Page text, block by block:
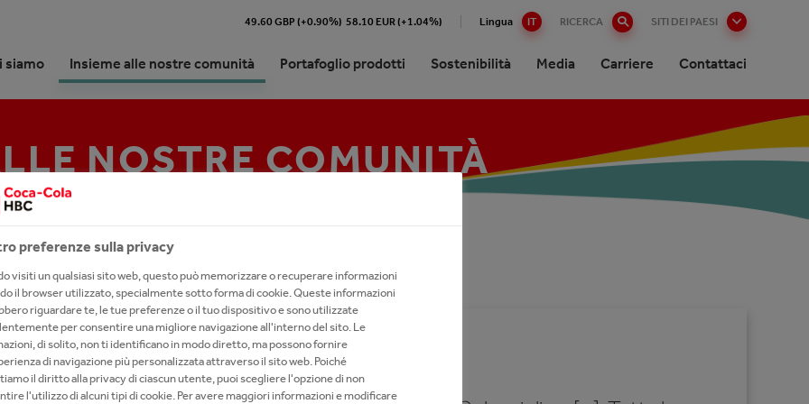
49.60 GBP (+0.90%) 58.10 EUR (+1.04%) Lingua IT RICERCA SITI DEI PAESI
siamo Insieme alle nostre comunità Portafoglio prodotti Sostenibilità Media Carriere Contattaci
Stampa NOSTRE COMUNITÀ
preferenze sulla privacy
visiti un qualsiasi sito web, questo può memorizzare o recuperare informazioni
il browser utilizzato, specialmente sotto forma di cookie. Queste informazioni
riguardare te, le tue preferenze o il tuo dispositivo e sono utilizzate
per consentire una migliore navigazione all'interno del sito. Le
di solito, non ti identificano in modo diretto, ma possono fornire
di navigazione più personalizzata attraverso il sito web. Poiché
il diritto alla privacy di ciascun utente, puoi scegliere l'opzione di non
l'utilizzo di alcuni tipi di cookie. Per avere maggiori informazioni e modificare